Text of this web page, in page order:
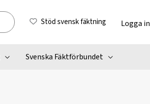
Stöd svensk fäktning Logga in
Svenska Fäktförbundet